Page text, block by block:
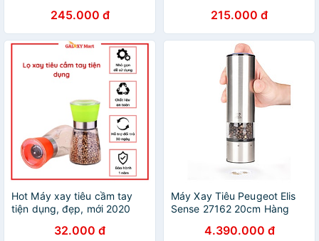
245.000 đ 215.000 đ
Hot Máy xay tiêu cầm tay
tiện dụng, đẹp, mới 2020
32.000 đ
Máy Xay Tiêu Peugeot Elis
Sense 27162 20cm Hàng
4.390.000 đ